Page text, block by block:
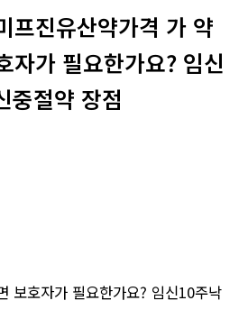
프진유산약가격 가 약
자가 필요한가요? 임신
중절약 장점
보호자가 필요한가요? 임신10주낙